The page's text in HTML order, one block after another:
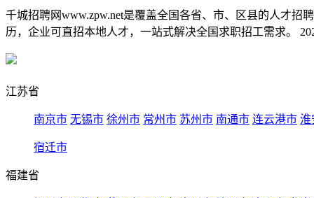
千城招聘网www.zpw.net是覆盖全国各省、市、区县的人才
历，企业可直招本地人才，一站式解决全国求职招工需求。
江苏省
南京市 无锡市 徐州市 常州市 苏州市 南通市 连云港市 淮
宿迁市
福建省